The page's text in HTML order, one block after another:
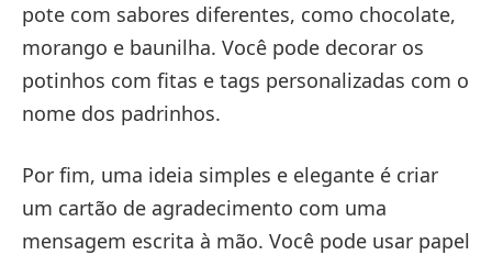
pote com sabores diferentes, como chocolate,
morango e baunilha. Você pode decorar os
potinhos com fitas e tags personalizadas com o
nome dos padrinhos.
Por fim, uma ideia simples e elegante é criar
um cartão de agradecimento com uma
mensagem escrita à mão. Você pode usar papel